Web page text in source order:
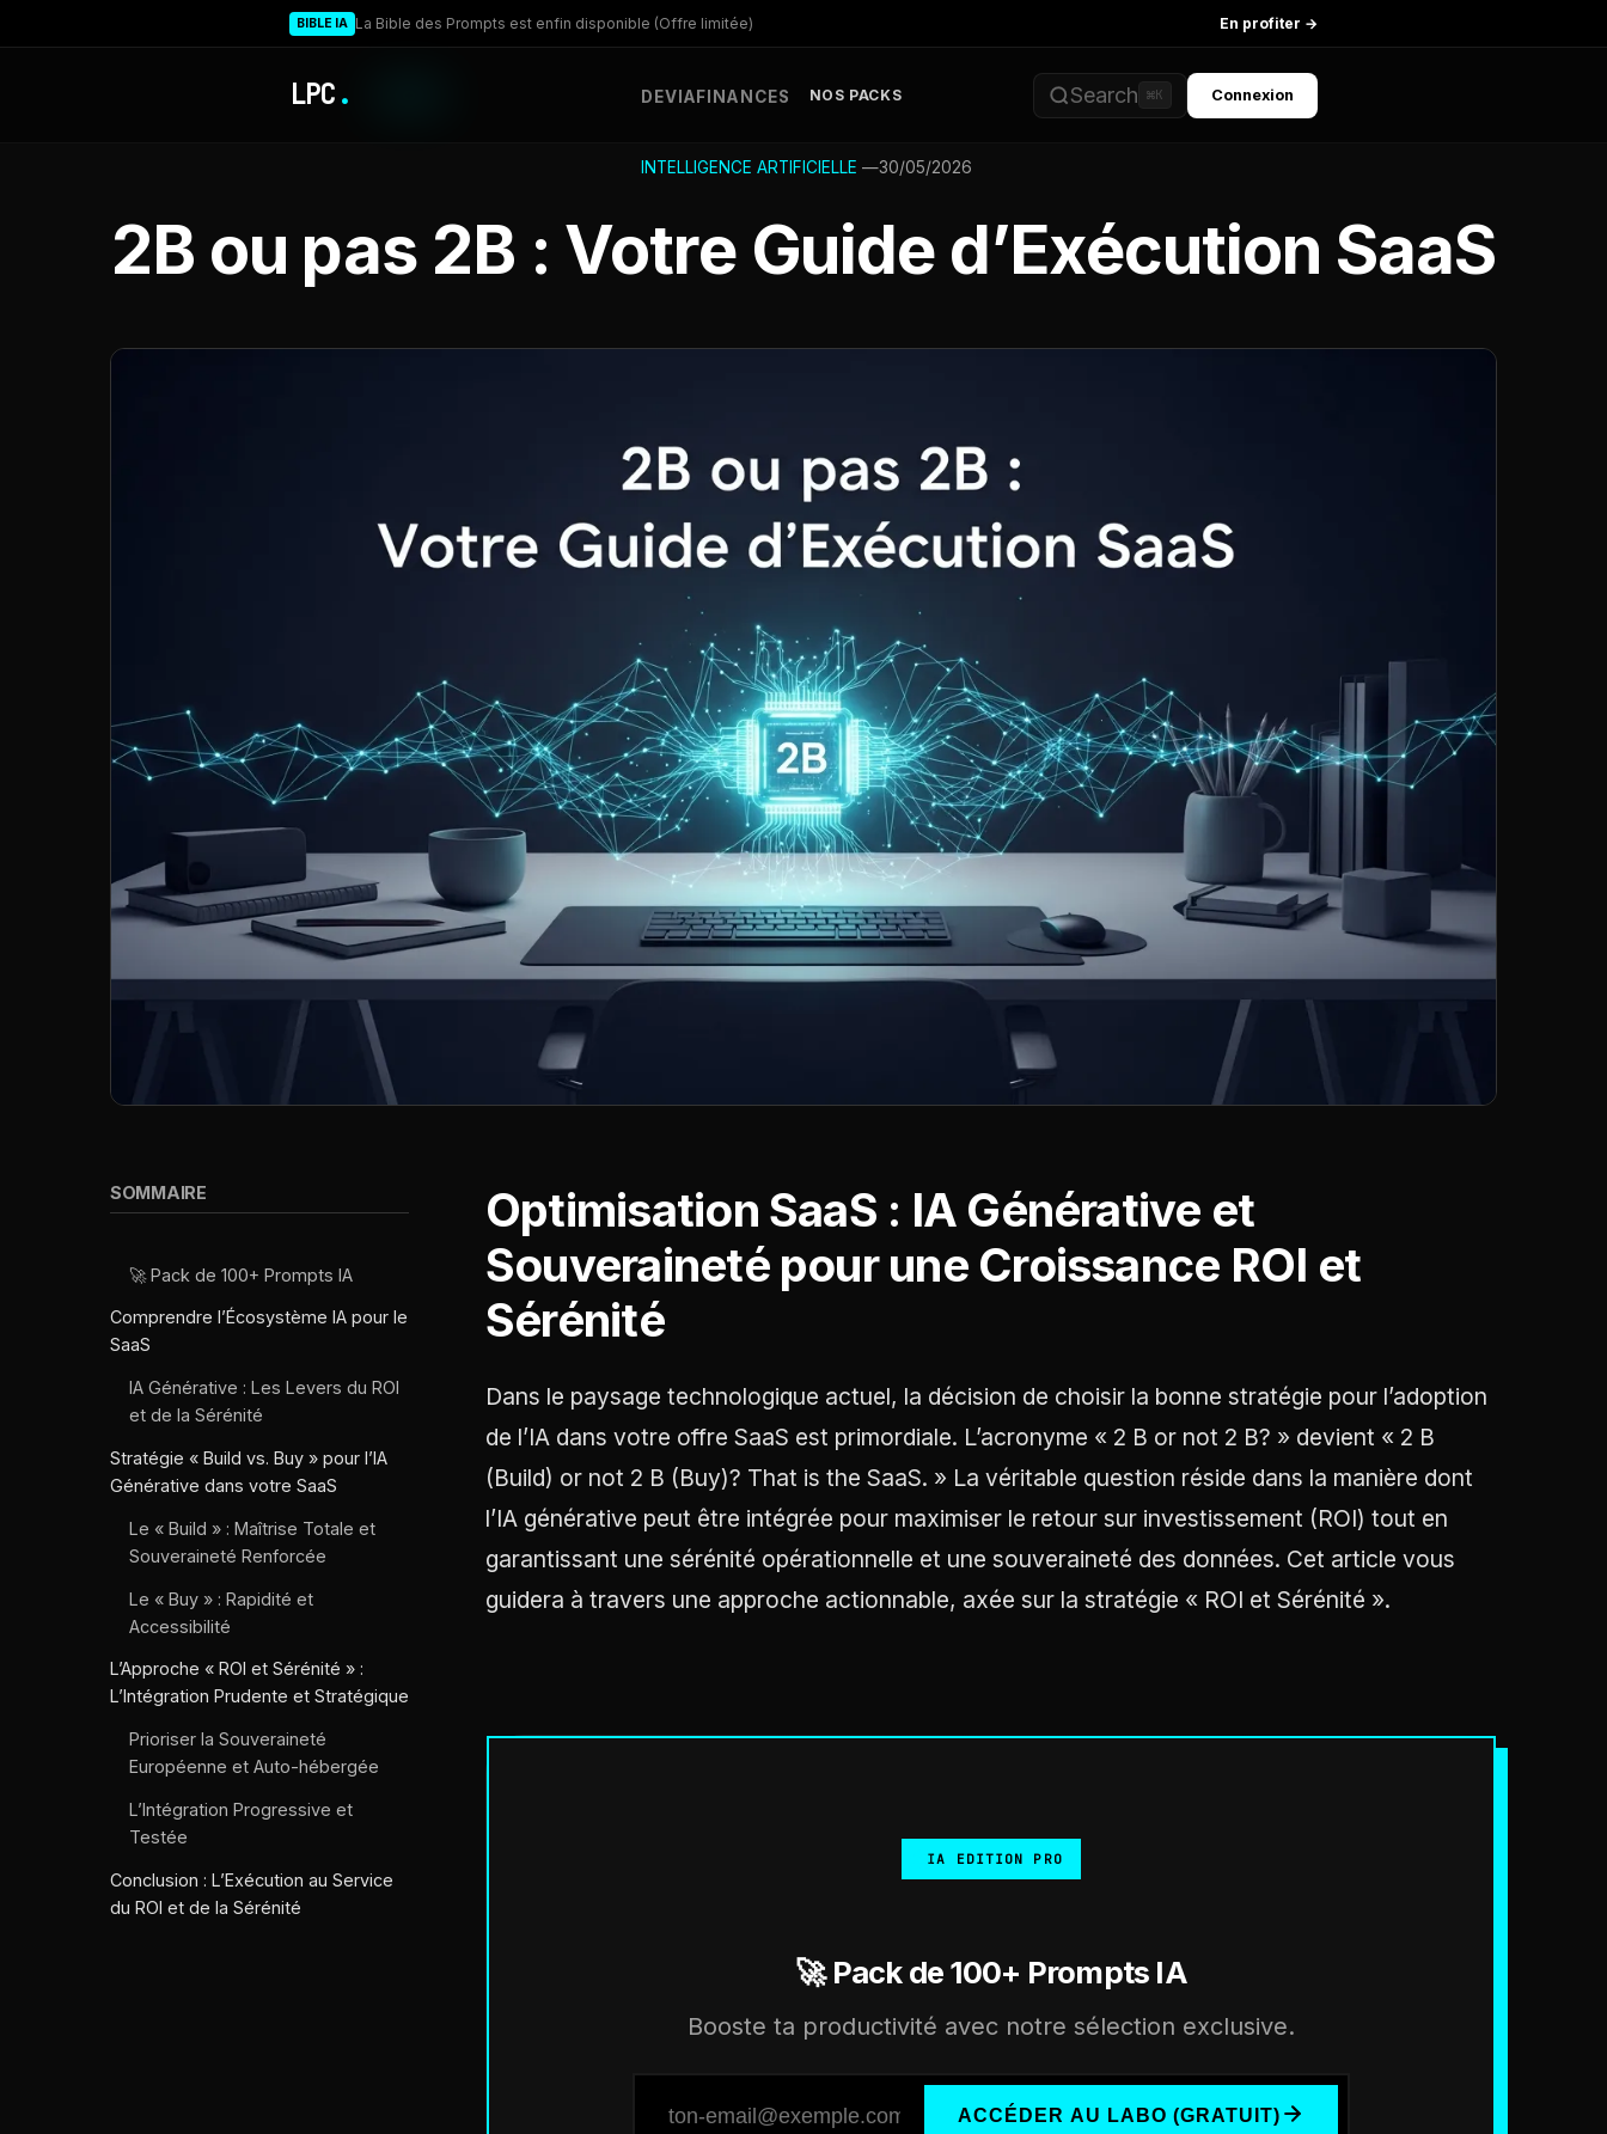
BIBLE IA La Bible des Prompts est enfin disponible (Offre limitée) En profiter →
LPC . DEVIAFINANCES NOS PACKS Search ⌘K Connexion
INTELLIGENCE ARTIFICIELLE —30/05/2026
2B ou pas 2B : Votre Guide d’Exécution SaaS
SOMMAIRE
🚀 Pack de 100+ Prompts IA
Comprendre l’Écosystème IA pour le
SaaS
IA Générative : Les Levers du ROI
et de la Sérénité
Stratégie « Build vs. Buy » pour l’IA
Générative dans votre SaaS
Le « Build » : Maîtrise Totale et
Souveraineté Renforcée
Le « Buy » : Rapidité et
Accessibilité
L’Approche « ROI et Sérénité » :
L’Intégration Prudente et Stratégique
Prioriser la Souveraineté
Européenne et Auto-hébergée
L’Intégration Progressive et
Testée
Conclusion : L’Exécution au Service
du ROI et de la Sérénité
Optimisation SaaS : IA Générative et
Souveraineté pour une Croissance ROI et
Sérénité
Dans le paysage technologique actuel, la décision de choisir la bonne stratégie pour l’adoption
de l’IA dans votre offre SaaS est primordiale. L’acronyme « 2 B or not 2 B? » devient « 2 B
(Build) or not 2 B (Buy)? That is the SaaS. » La véritable question réside dans la manière dont
l’IA générative peut être intégrée pour maximiser le retour sur investissement (ROI) tout en
garantissant une sérénité opérationnelle et une souveraineté des données. Cet article vous
guidera à travers une approche actionnable, axée sur la stratégie « ROI et Sérénité ».
IA EDITION PRO
🚀 Pack de 100+ Prompts IA
Booste ta productivité avec notre sélection exclusive.
ACCÉDER AU LABO (GRATUIT)